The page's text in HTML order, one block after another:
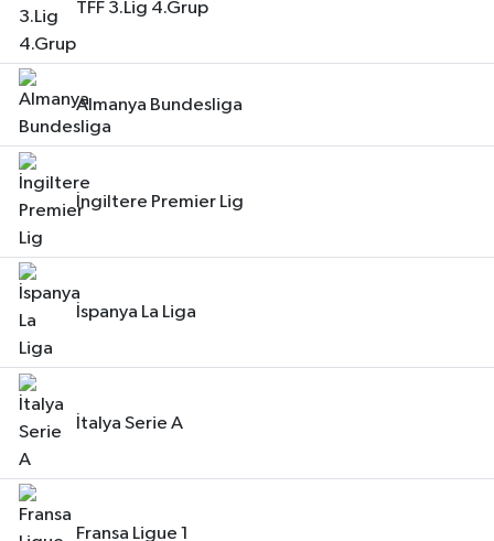
TFF 3.Lig 4.Grup
Almanya Bundesliga
İngiltere Premier Lig
İspanya La Liga
İtalya Serie A
Fransa Ligue 1